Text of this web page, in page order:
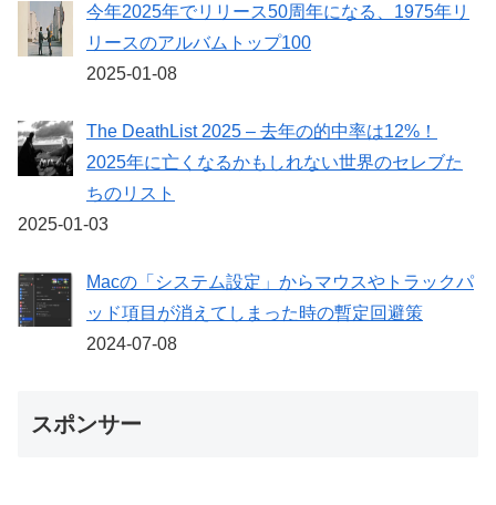
今年2025年でリリース50周年になる、1975年リ
リースのアルバムトップ100
2025-01-08
The DeathList 2025 – 去年の的中率は12%！
2025年に亡くなるかもしれない世界のセレブた
ちのリスト
2025-01-03
Macの「システム設定」からマウスやトラックパ
ッド項目が消えてしまった時の暫定回避策
2024-07-08
スポンサー